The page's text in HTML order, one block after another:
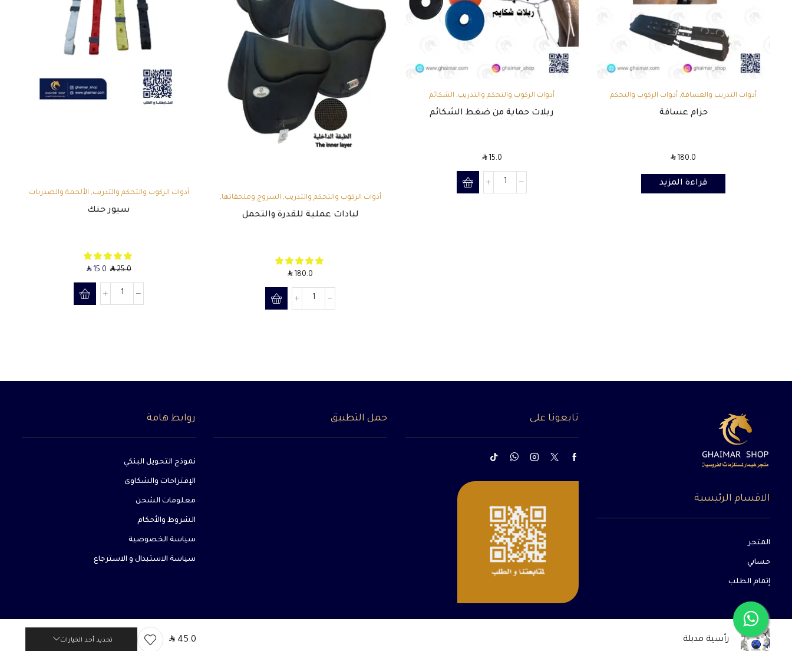
أدوات التدريب والعسافة, أدوات الركوب والتحكم
والتدريب
حزام عسافة
SAR180.0
قراءة المزيد
أدوات الركوب والتحكم والتدريب, الشكائم
ربلات حماية من ضغط الشكائم
SAR15.0
أدوات الركوب والتحكم والتدريب, السروج وملحقاتها,
اللبادات
لبادات عملية للقدرة والتحمل
SAR180.0
أدوات الركوب والتحكم والتدريب, الألجمة والصدريات
سيور حنك
SAR25.0
SAR15.0
الاقسام الرئيسية
المتجر
حسابي
إتمام الطلب
تابعونا على حمل التطبيق روابط هامة
نموذج التحويل البنكي
الإقتراحات والشكاوى
معلومات الشحن
الشروط والأحكام
سياسة الخصوصية
سياسة الاستبدال و الاسترجاع
رأسية مدبلة SAR45.0 تحديد أحد الخيارات